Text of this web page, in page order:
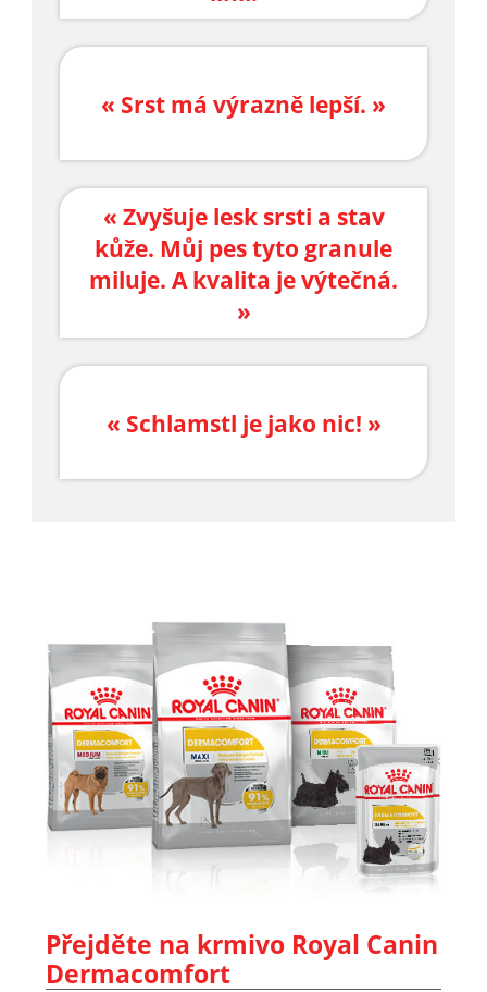
« Srst má výrazně lepší. »
« Zvyšuje lesk srsti a stav
kůže. Můj pes tyto granule
miluje. A kvalita je výtečná.
»
« Schlamstl je jako nic! »
Přejděte na krmivo Royal Canin
Dermacomfort